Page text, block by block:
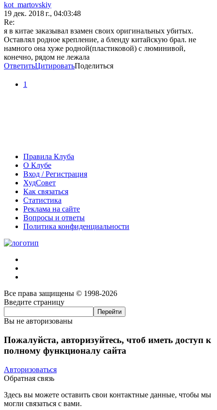
kot_martovskiy
19 дек. 2018 г., 04:03:48
Re:
я в китае заказывал взамен своих оригинальных убитых.
Оставлял родное крепление, а бленду китайскую брал. не
намного она хуже родной(пластиковой) с люминивой,
конечно, рядом не лежала
ОтветитьЦитироватьПоделиться
1
Правила Клуба
О Клубе
Вход / Регистрация
ХудСовет
Как связаться
Статистика
Реклама на сайте
Вопросы и ответы
Политика конфиденциальности
Все права защищены © 1998-2026
Введите страницу
Вы не авторизованы
Пожалуйста, авторизуйтесь, чтоб иметь доступ к
полному функционалу сайта
Авторизоваться
Обратная связь
Здесь вы можете оставить свои контактные данные, чтобы мы
могли связаться с вами.